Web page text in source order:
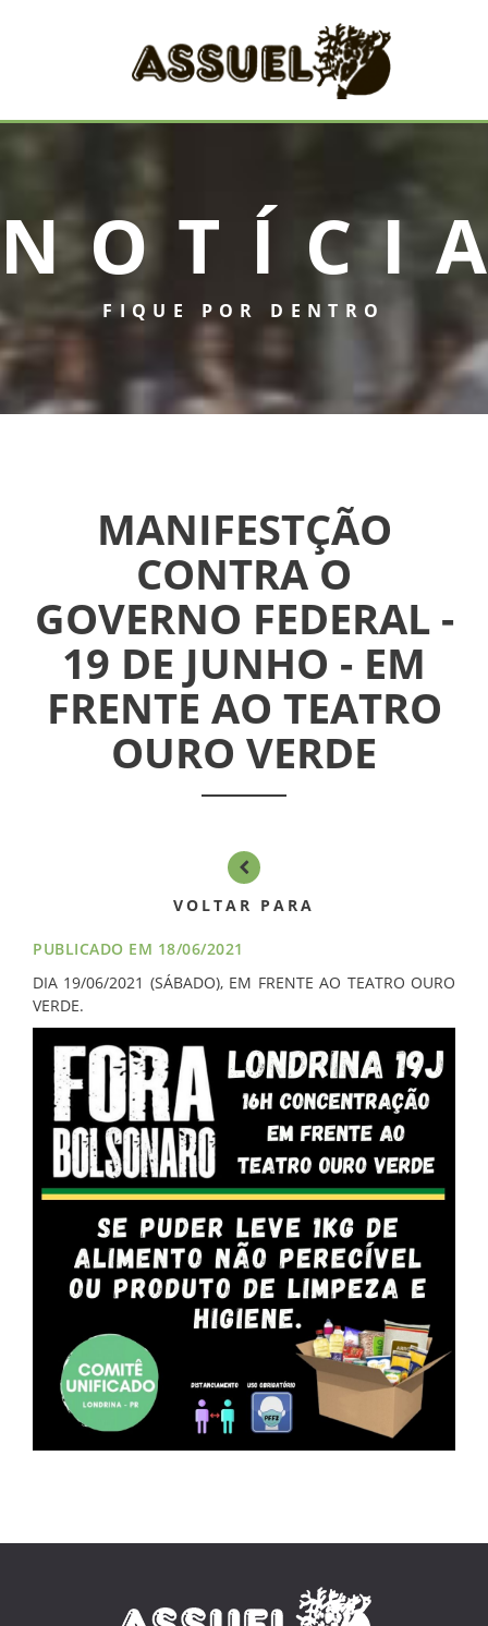
INICIAL
ASSUEL
CONVÊNIOS
ASSEMBLÉIAS
NOTÍCIAS
VÍDEOS
FILIAÇÃO
PROGRAMA
FIQUE POR DENTRO
MANIFESTÇÃO
CONTRA O
GOVERNO FEDERAL -
19 DE JUNHO - EM
FRENTE AO TEATRO
OURO VERDE
VOLTAR PARA
PUBLICADO EM 18/06/2021
DIA 19/06/2021 (SÁBADO), EM FRENTE AO TEATRO OURO
VERDE.